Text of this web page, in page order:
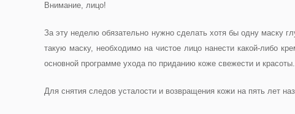
Внимание, лицо!
За эту неделю обязательно нужно сделать хотя бы одну маску
такую маску, необходимо на чистое лицо нанести какой-либо
основной программе ухода по приданию коже свежести и красоты.
Для снятия следов усталости и возвращения кожи на пять лет